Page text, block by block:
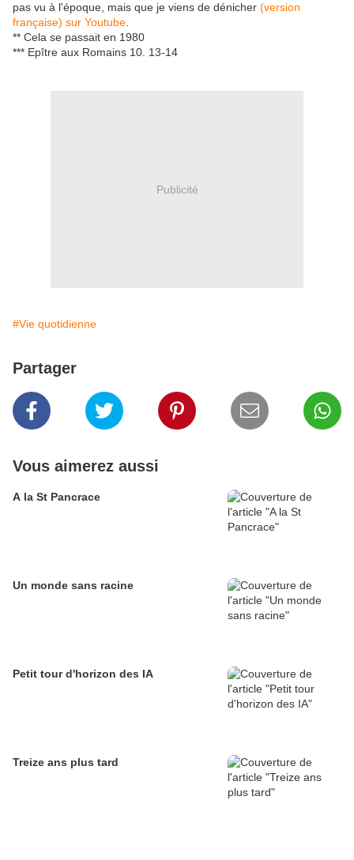
pas vu à l'époque, mais que je viens de dénicher (version
française) sur Youtube
** Cela se passait en 1980
*** Epître aux Romains 10. 13-14
Publicité
#Vie quotidienne
Partager
Vous aimerez aussi
A la St Pancrace
Un monde sans racine
Petit tour d'horizon des IA
Treize ans plus tard